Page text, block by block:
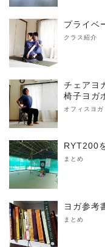
プライベ
クラス紹介
チェアヨ
椅子ヨガ
オフィスヨガ
RYT200
まとめ
ヨガ参考
まとめ